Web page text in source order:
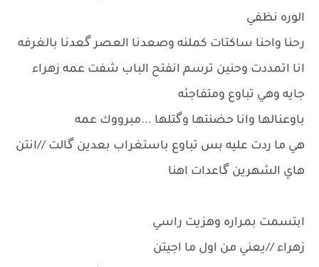
الوره نظفي
رحنا واحنا ساكتات كملنه وصعدنا العصر گعدنا بالغرفه
انا اتمددت وحنين ترسم انفتح الباب شفت عمه زهراء
جايه وهي تباوع ومتفاجئه
باوعنالها وانا حضنتها وگتلها ...مبرووك عمه
هي ما ردت عليه بس تباوع باستغراب بعدين گالت //انتن
هاي الشهرين گاعدات اهنا
ابتسمت بمراره وهزيت راسي
زهراء //يعني من اول ما اجيتن